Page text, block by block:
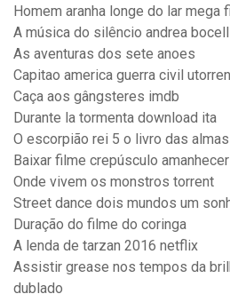
Homem aranha longe do lar mega
A música do silêncio andrea
As aventuras dos sete anoes
Capitao america guerra civil
Caça aos gângsteres imdb
Durante la tormenta download ita
O escorpião rei 5 o livro das
Baixar filme crepúsculo
Onde vivem os monstros torrent
Street dance dois mundos um
Duração do filme do coringa
A lenda de tarzan 2016 netflix
Assistir grease nos tempos da
dublado